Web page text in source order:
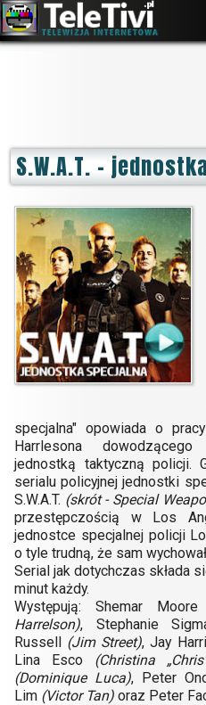
S.W.A.T. -
specjalna" opowiada o
Harrlesona
jednostką taktyczną policji.
serialu policyjnej jednostki
S.W.A.T. (skrót - Special
przestępczością w Los
jednostce specjalnej policji
o tyle trudną, że sam
Serial jak dotychczas składa
minut każdy.
Występują: Shemar Moore
Harrelson), Stephanie
Russell (Jim Street), Jay
Lina Esco (Christina
(Dominique Luca), Peter
Lim (Victor Tan) oraz Peter